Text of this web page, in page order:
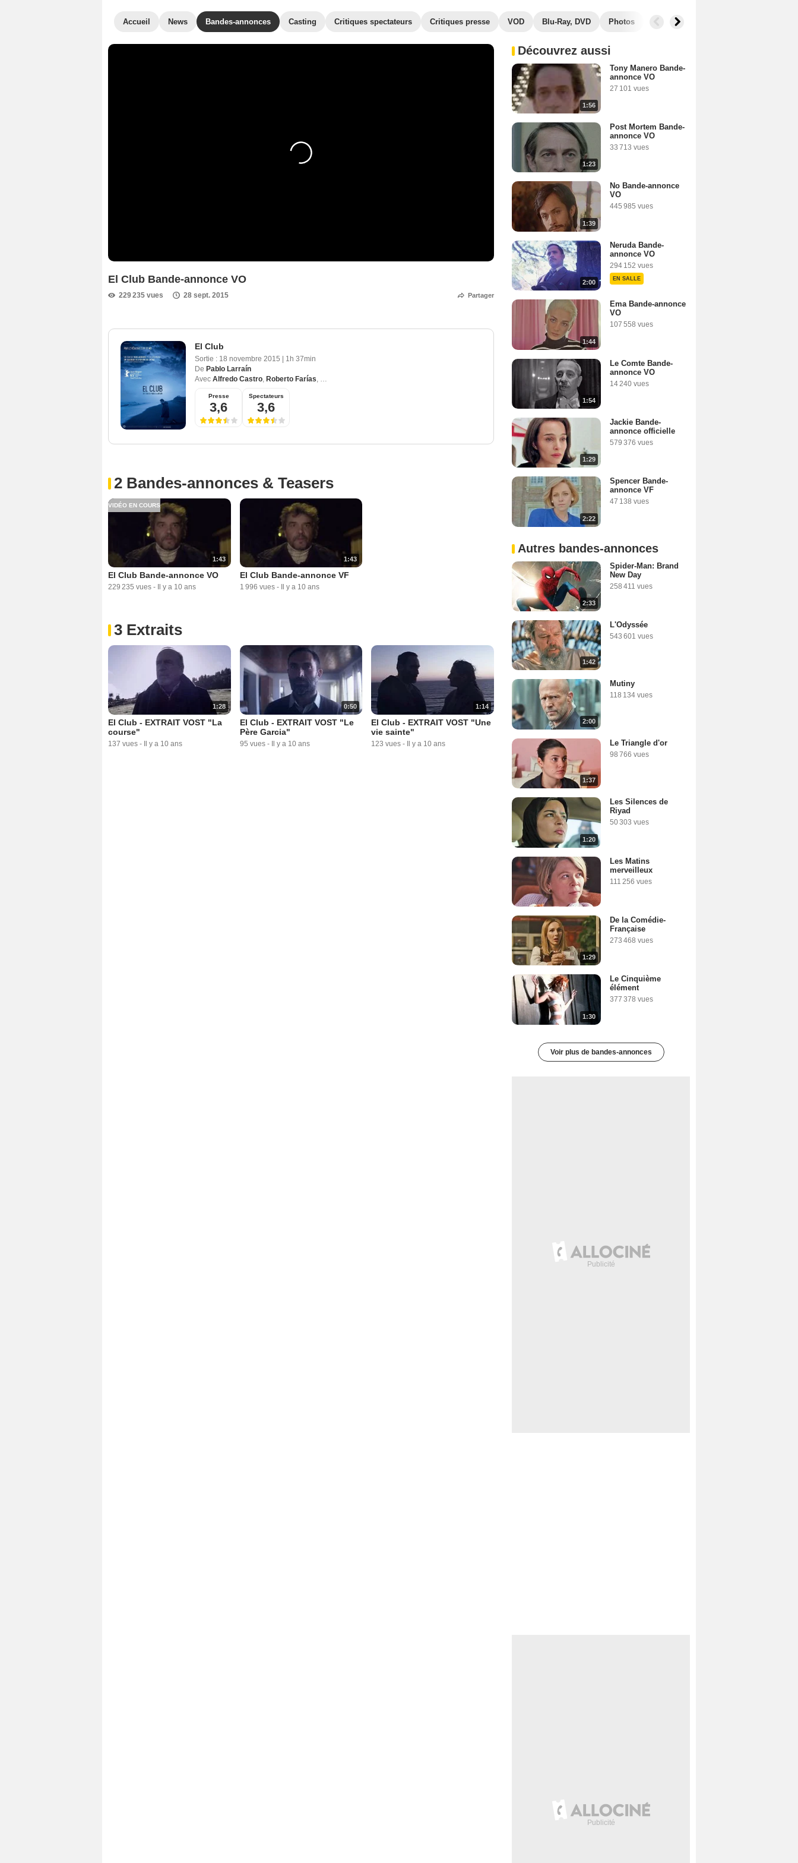
Accueil News Bandes-annonces Casting Critiques spectateurs Critiques presse VOD Blu-Ray, DVD Photos Secrets de tournage
El Club Bande-annonce VO
229 235 vues 28 sept. 2015 Partager
El Club
Sortie : 18 novembre 2015
1h 37min
De Pablo Larraín
Avec Alfredo Castro, Roberto Farías, Antonia Zegers
Presse
3,6
Spectateurs
3,6
2 Bandes-annonces & Teasers
1:43
VIDÉO EN COURS
El Club Bande-annonce VO
229 235 vues - Il y a 10 ans
1:43
El Club Bande-annonce VF
1 996 vues - Il y a 10 ans
3 Extraits
1:28
El Club - EXTRAIT VOST "La
course"
137 vues - Il y a 10 ans
0:50
El Club - EXTRAIT VOST "Le
Père Garcia"
95 vues - Il y a 10 ans
1:14
El Club - EXTRAIT VOST "Une
vie sainte"
123 vues - Il y a 10 ans
Découvrez aussi
1:56
Tony Manero Bande-
annonce VO
27 101 vues
1:23
Post Mortem Bande-
annonce VO
33 713 vues
1:39
No Bande-annonce
VO
445 985 vues
2:00
Neruda Bande-
annonce VO
294 152 vues
EN SALLE
1:44
Ema Bande-annonce
VO
107 558 vues
1:54
Le Comte Bande-
annonce VO
14 240 vues
1:29
Jackie Bande-
annonce officielle
579 376 vues
2:22
Spencer Bande-
annonce VF
47 138 vues
Autres bandes-annonces
2:33
Spider-Man: Brand
New Day
258 411 vues
1:42
L'Odyssée
543 601 vues
2:00
Mutiny
118 134 vues
1:37
Le Triangle d'or
98 766 vues
1:20
Les Silences de
Riyad
50 303 vues
Les Matins
merveilleux
111 256 vues
1:29
De la Comédie-
Française
273 468 vues
1:30
Le Cinquième
élément
377 378 vues
Voir plus de bandes-annonces